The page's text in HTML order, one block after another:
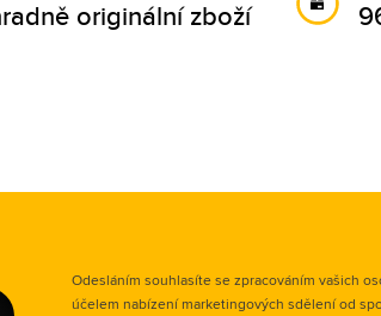
originální zboží
Odesláním souhlasíte se zpracováním vašich
účelem nabízení marketingových sdělení od